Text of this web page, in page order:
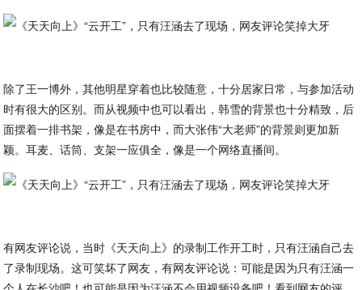
除了王一博外，其他明星穿着也比较随意，十分居家日常，与参加活动
时有很大的区别。而从视频中也可以看出，韩雪的背景也十分精致，后
面摆着一排书架，像是在书房中，而大张伟“大老师”的背景则更加新
颖。耳麦、话筒、支架一应俱全，像是一个网络直播间。
有网友评论说，当时《天天向上》的录制工作开工时，只有汪涵自己去
了录制现场。这可笑坏了网友，有网友评论说：可能是因为只有汪涵一